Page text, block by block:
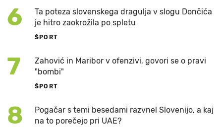
6
Ta poteza slovenskega dragulja v slogu Dončića
je hitro zaokrožila po spletu
ŠPORT
7
Zahović in Maribor v ofenzivi, govori se o pravi
"bombi"
ŠPORT
8
Pogačar s temi besedami razvnel Slovenijo, a kaj
na to porečejo pri UAE?